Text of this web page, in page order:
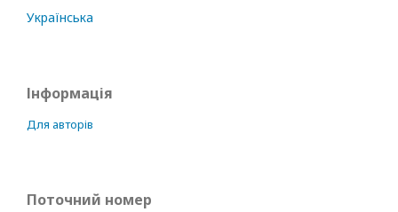
Українська
Інформація
Для авторів
Поточний номер